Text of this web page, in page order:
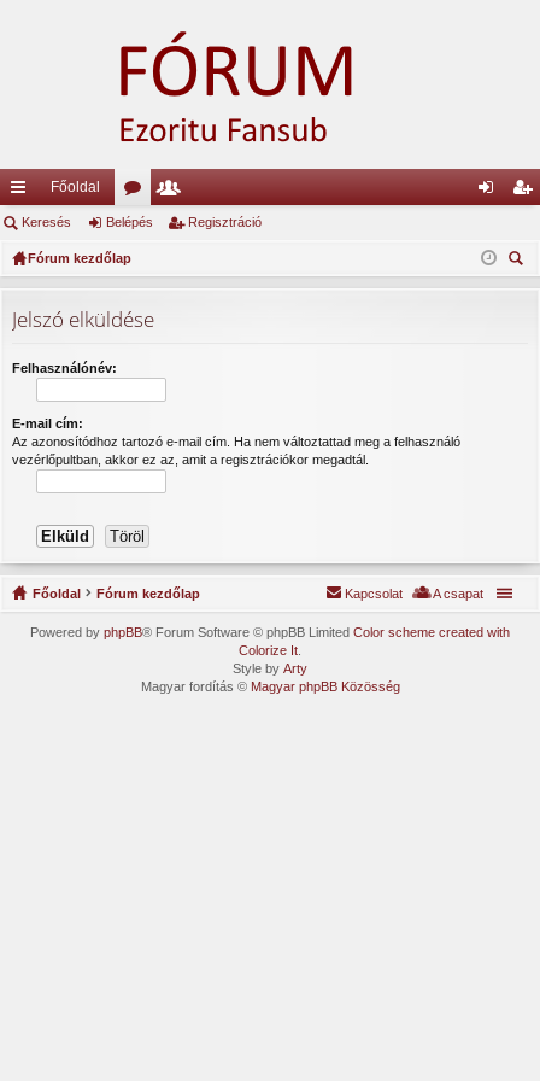
yo
rs
ke
k
Főoldal
ór
u
ok
ag
ép is
Keresés Belépés Regisztráció
Fórum kezdőlap
Jelszó elküldése
Felhasználónév:
E-mail cím:
Az azonosítódhoz tartozó e-mail cím. Ha nem változtattad meg a felhasználó
vezérlőpultban, akkor ez az, amit a regisztrációkor megadtál.
Főoldal Fórum kezdőlap A csapat
Kapcsolat
Powered by phpBB® Forum Software © phpBB Limited Color scheme created with
Colorize It
Style by Arty
Magyar fordítás © Magyar phpBB Közösség